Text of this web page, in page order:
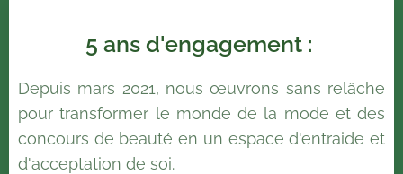
5 ans d'engagement :
Depuis mars 2021, nous œuvrons sans relâche
pour transformer le monde de la mode et des
concours de beauté en un espace d'entraide et
d'acceptation de soi.